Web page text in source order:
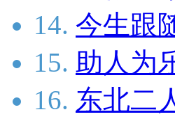
14. 今生跟
15. 助人为
16. 东北二